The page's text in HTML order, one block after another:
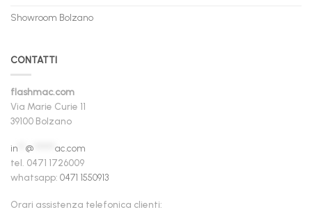
Showroom Bolzano
CONTATTI
flashmac.com
Via Marie Curie 11
39100 Bolzano
in @
ac.com
tel. 0471 1726009
whatsapp: 0471 1550913
Orari assistenza telefonica clienti: